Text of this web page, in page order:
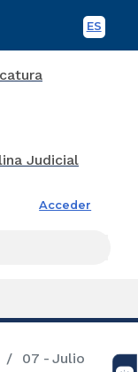
ES
Acceder
07 - Julio